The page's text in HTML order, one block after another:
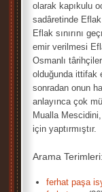
olarak kapıkulu
sadâretinde Eflak
Eflak sınırını
emir verilmesi
Osmanlı
olduğunda ittifak
sonradan onun
anlayınca çok
Mualla
için yaptırmıştır.
Arama Terimleri:
ferhat paşa